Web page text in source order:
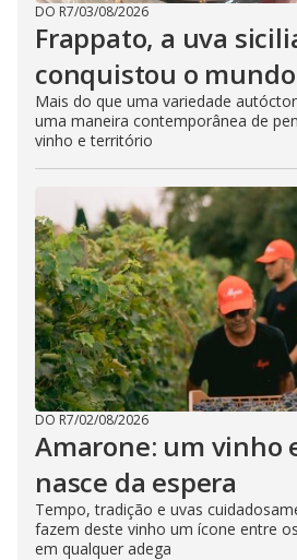
DO R7/03/08/2026
Frappato, a uva
conquistou o mundo
Mais do que uma variedade
uma maneira contemporânea de
vinho e território
DO R7/02/08/2026
Amarone: um vinho
nasce da espera
Tempo, tradição e uvas
fazem deste vinho um ícone entre
em qualquer adega